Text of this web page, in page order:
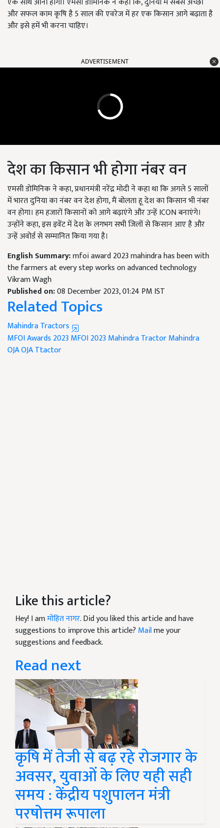
और सफल काम कृषि है 5 साल की एवरेज में हर एक किसान आगे बढ़ाता है
और इसे हमें भी करना चाहिए।
ADVERTISEMENT
देश का किसान भी होगा नंबर वन
एमसी डोमिनिक ने कहा, प्रधानमंत्री नरेंद्र मोदी ने कहा था कि अगले 5 सालों
में भारत दुनिया का नंबर वन देश होगा, मैं बोलता हू देश का किसान भी नंबर
वन होगा। हम हजारों किसानों को आगे बढ़ाएंगे और उन्हें ICON बनाएंगे।
उन्होंने कहा, इस इवेंट में देश के लगभग सभी जिलों से किसान आए है और
उन्हें अवोर्ड से सम्मानित किया गया है।
English Summary:mfoi award 2023 mahindra has been with
the farmers at every step works on advanced technology
Vikram Wagh
Published on:08 December 2023, 01:24 PM IST
Related Topics
Mahindra Tractors
MFOI Awards 2023 MFOI 2023 Mahindra TractorMahindra
OJAOJA Ttactor
Like this article?
Hey! I amमोहित नागर. Did you liked this article and have
suggestions to improve this article? Mailme your
suggestions and feedback.
Read next
कृषि में तेजी से बढ़ रहे रोजगार के
अवसर, युवाओं के लिए यही सही
समय : केंद्रीय पशुपालन मंत्री
परषोत्तम रूपाला